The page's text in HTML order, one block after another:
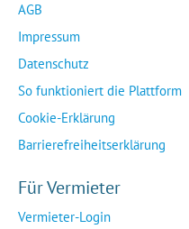
AGB
Impressum
Datenschutz
So funktioniert die Plattform
Cookie-Erklärung
Barrierefreiheitserklärung
Für Vermieter
Vermieter-Login